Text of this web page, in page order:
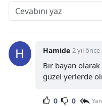
Hamide 2 yıl önce
Bir bayan
güzel yerlerde
0 0